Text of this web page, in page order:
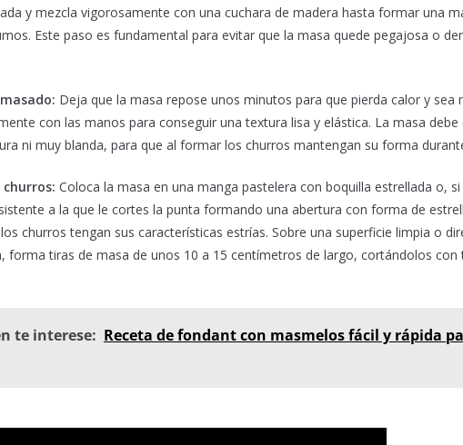
y mezcla vigorosamente con una cuchara de madera hasta formar una
Este paso es fundamental para evitar que la masa quede pegajosa o
Deja que la masa repose unos minutos para que pierda calor y sea
con las manos para conseguir una textura lisa y elástica. La masa debe
ni muy blanda, para que al formar los churros mantengan su forma
churros: Coloca la masa en una manga pastelera con boquilla estrellada o,
a la que le cortes la punta formando una abertura con forma de
churros tengan sus características estrías. Sobre una superficie limpia o
forma tiras de masa de unos 10 a 15 centímetros de largo, cortándolos con
te interese: Receta de fondant con masmelos fácil y rápida